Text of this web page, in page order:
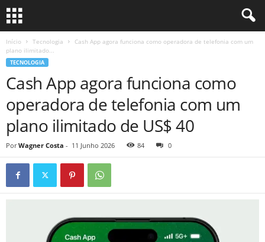
Início Tecnologia
Cash App agora funciona como operadora de telefonia com um
plano ilimitado...
TECNOLOGIA
Cash App agora funciona como
operadora de telefonia com um
plano ilimitado de US$ 40
Por Wagner Costa - 11 Junho 2026 84 0